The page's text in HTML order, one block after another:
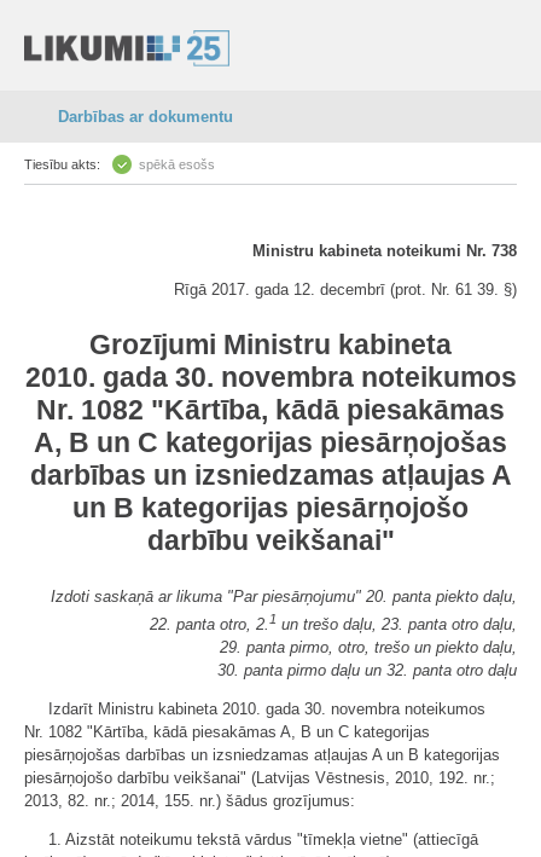
Darbības ar dokumentu
Tiesību akts: spēkā esošs
Ministru kabineta noteikumi Nr. 738
Rīgā 2017. gada 12. decembrī (prot. Nr. 61 39. §)
Grozījumi Ministru kabineta
2010. gada 30. novembra noteikumos
Nr. 1082 "Kārtība, kādā piesakāmas
A, B un C kategorijas piesārņojošas
darbības un izsniedzamas atļaujas A
un B kategorijas piesārņojošo
darbību veikšanai"
Izdoti saskaņā ar likuma "Par piesārņojumu" 20. panta piekto daļu,
22. panta otro, 2. 1 un trešo daļu, 23. panta otro daļu,
29. panta pirmo, otro, trešo un piekto daļu,
30. panta pirmo daļu un 32. panta otro daļu
Izdarīt Ministru kabineta 2010. gada 30. novembra noteikumos
Nr. 1082 "Kārtība, kādā piesakāmas A, B un C kategorijas
piesārņojošas darbības un izsniedzamas atļaujas A un B kategorijas
piesārņojošo darbību veikšanai" (Latvijas Vēstnesis, 2010, 192. nr.;
2013, 82. nr.; 2014, 155. nr.) šādus grozījumus:
1. Aizstāt noteikumu tekstā vārdus "tīmekļa vietne" (attiecīgā